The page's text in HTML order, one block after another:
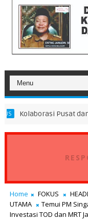
Pusat dan DKI, Pekerja
Home FOKUS
UTAMA
Temui PM
Investasi TOD dan MRT